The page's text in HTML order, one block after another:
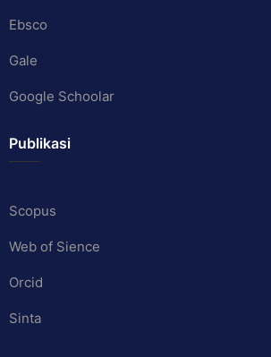
Ebsco
Gale
Google Schoolar
Publikasi
Scopus
Web of Sience
Orcid
Sinta